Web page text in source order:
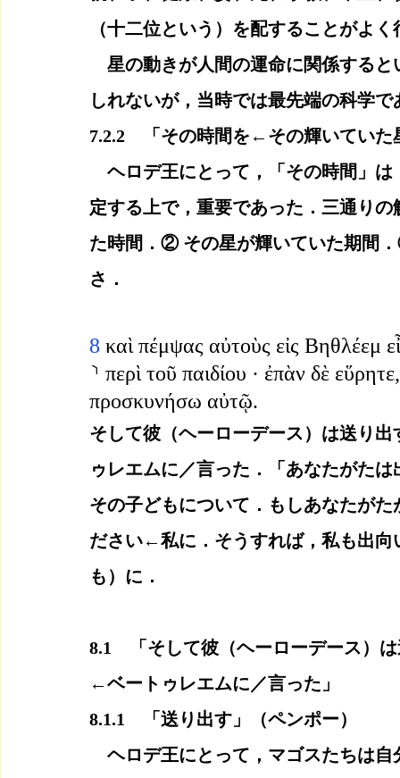
（十二位という）を配することがよ
星の動きが人間の運命に関係すると
しれないが，当時では最先端の科学で
7.2.2　「その時間を←その輝いていた
ヘロデ王にとって，「その時間」は
定する上で，重要であった．三通り
た時間．② その星が輝いていた期間
さ．
8 καὶ πέμψας αὐτοὺς εἰς Βηθλέεμ
⸃ περὶ τοῦ παιδίου · ἐπὰν δὲ
προσκυνήσω αὐτῷ.
そして彼（ヘーローデース）は送り
ゥレエムに／言った．「あなたがた
その子どもについて．もしあなたが
ださい←私に．そうすれば，私も出
も）に．
8.1　「そして彼（ヘーローデース）
←ベートゥレエムに／言った」
8.1.1　「送り出す」（ペンポー）
ヘロデ王にとって，マゴスたちは自